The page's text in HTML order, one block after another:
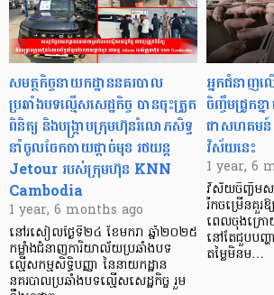
សមត្ថកិច្ចនាយកដ្ឋាននគរបាល
ប្រឆាំងបទល្មើសសេដ្ឋកិច្ច បានចុះត្រួត
ពិនិត្យ និងបង្ក្រាបក្រុមហ៊ុនរំលោភសិទ្ធ
នាំចូលចែកចាយផ្តាច់មុខ រថយន្ត
Jetour របស់ក្រុមហ៊ុន KNN
Cambodia
1 year, 6 months ago
នៅរសៀលថ្ងៃទី២៤ ខែមករា ឆ្នាំ២០២៥
កម្លាំងជំនាញការិយាល័យប្រឆាំងបទ
ល្មើសកម្មសិទ្ធិបញ្ញា នៃនាយកដ្ឋាន
នគរបាលប្រឆាំងបទល្មើសសេដ្ឋកិច្ច រួម
អ្នកជំនាញ
ចិញ្ចឹមជ្រូកខ្
ជាសហគមន៍
វិស័យនេះ
1 year, 6
វិស័យចិញ្ចឹមសត្
រីកចម្រើនគួរ
ពេលចុងក្រោ
នៅតែជួបបញ្
តម្លៃមិនម…